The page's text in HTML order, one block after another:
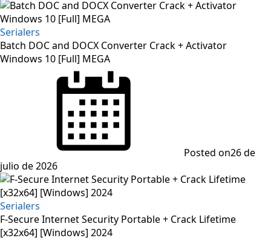
Serialers
Batch DOC and DOCX Converter Crack + Activator
Windows 10 [Full] MEGA
Posted on26 de
julio de 2026
Serialers
F-Secure Internet Security Portable + Crack Lifetime
[x32x64] [Windows] 2024